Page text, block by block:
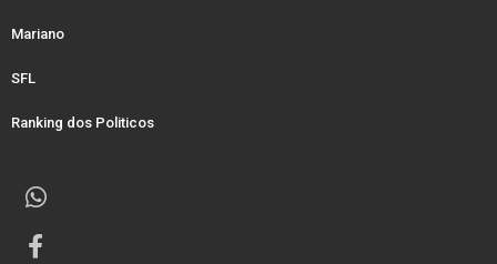
Mariano
SFL
Ranking dos Politicos